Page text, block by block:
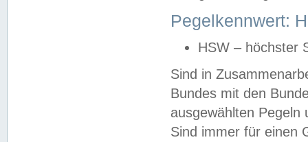
Pegelkennwert:
HSW – höchster
Sind in
Bundes mit den
ausgewählten
Sind immer für einen